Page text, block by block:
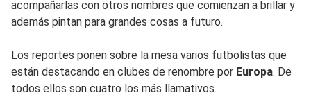
acompañarlas con otros nombres que comienzan a brillar y
además pintan para grandes cosas a futuro.
Los reportes ponen sobre la mesa varios futbolistas que
están destacando en clubes de renombre por Europa. De
todos ellos son cuatro los más llamativos.